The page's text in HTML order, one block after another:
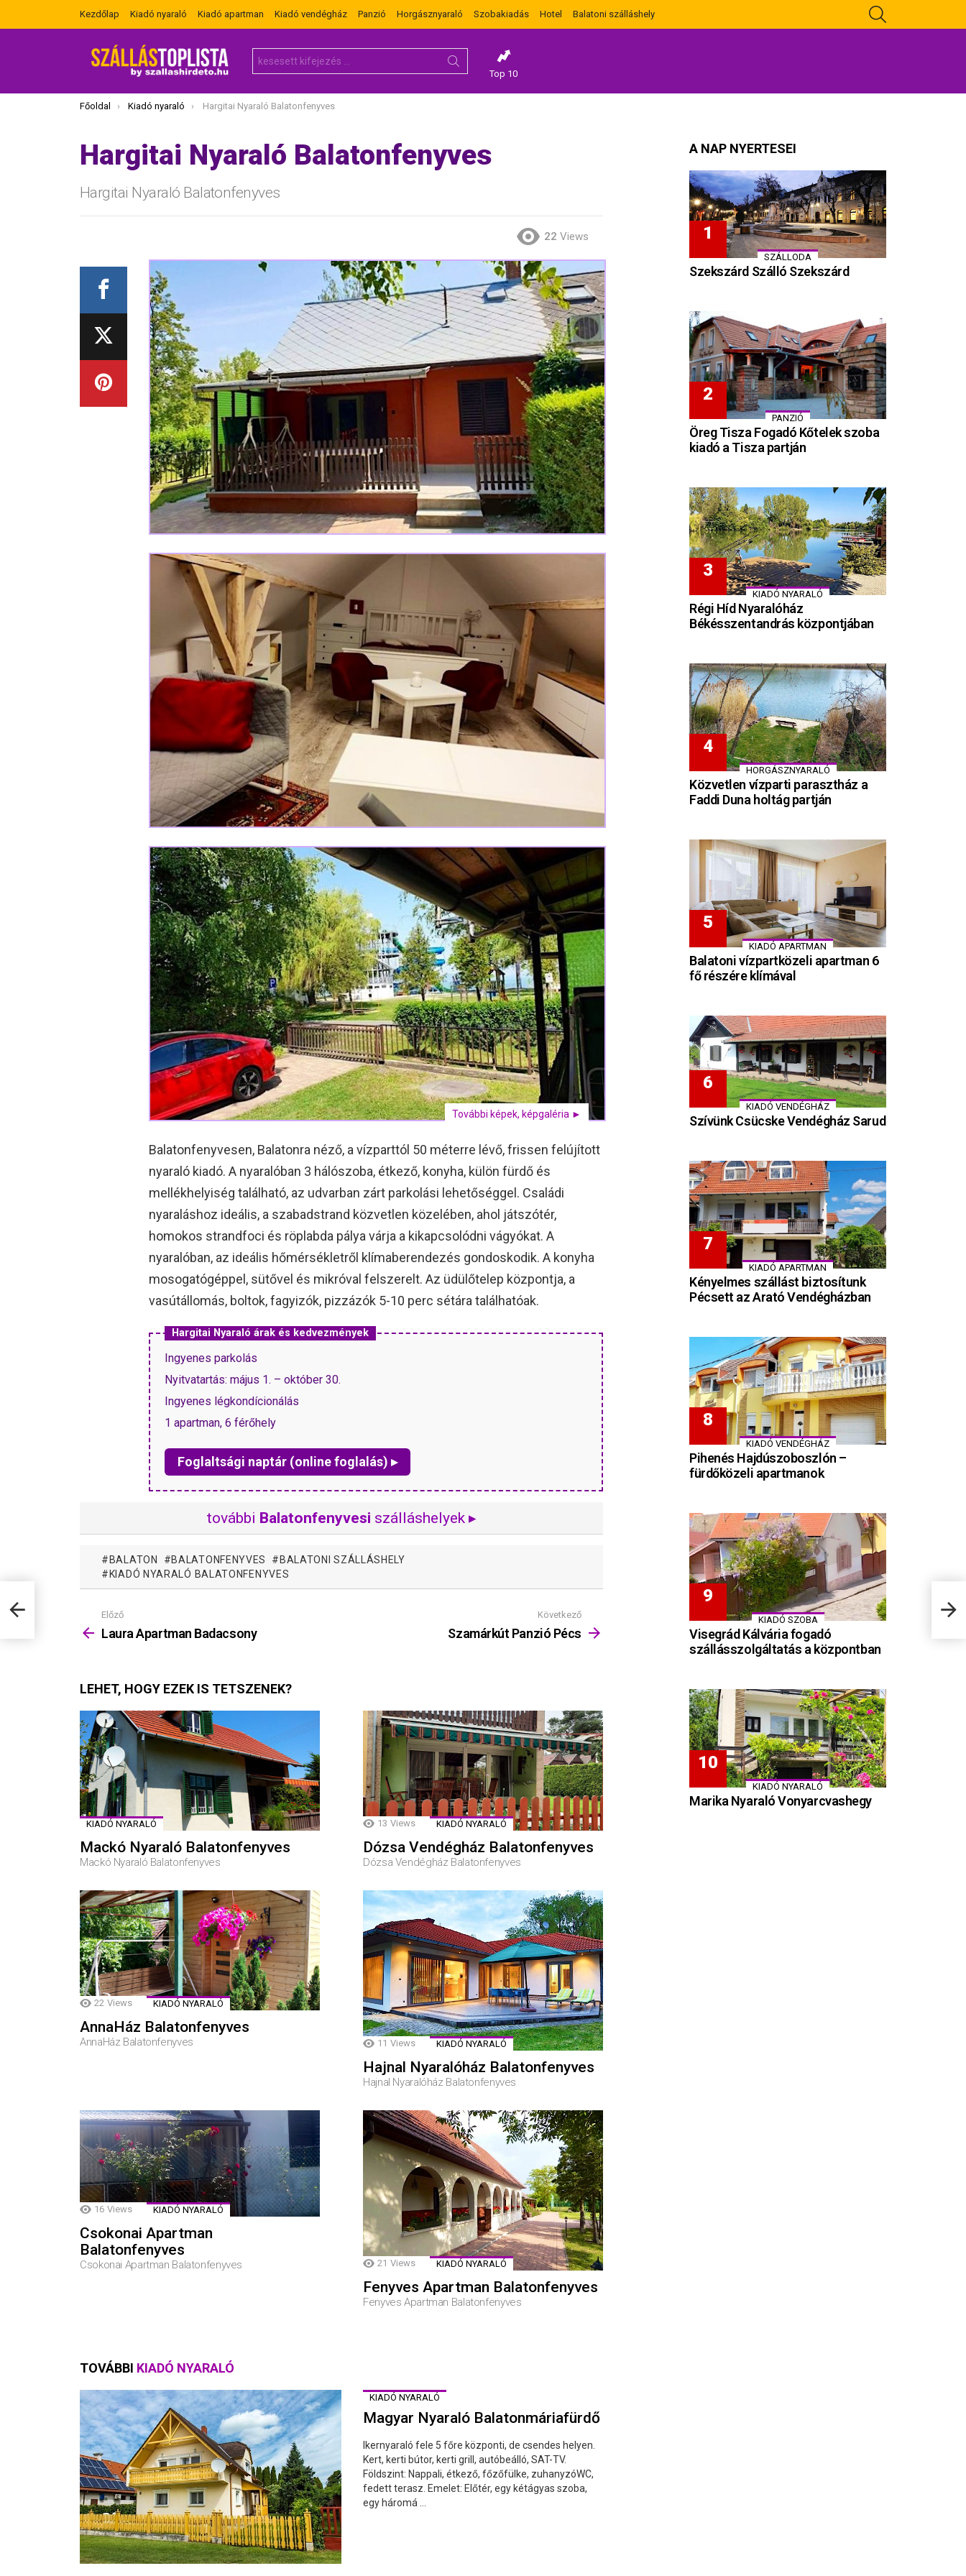
Kezdőlap Kiadó nyaraló Kiadó apartman Kiadó vendégház Panzió Horgásznyaraló Szobakiadás Hotel Balatoni szálláshely
for:
Top 10
Itt vagy most:
Főoldal Kiadó nyaraló Hargitai Nyaraló Balatonfenyves
Hargitai Nyaraló Balatonfenyves
Hargitai Nyaraló Balatonfenyves
22 Views
További képek, képgaléria ►
Balatonfenyvesen, Balatonra néző, a vízparttól 50 méterre lévő, frissen felújított
nyaraló kiadó. A nyaralóban 3 hálószoba, étkező, konyha, külön fürdő és
mellékhelyiség található, az udvarban zárt parkolási lehetőséggel. Családi
nyaraláshoz ideális, a szabadstrand közvetlen közelében, ahol játszótér,
homokos strandfoci és röplabda pálya várja a kikapcsolódni vágyókat. A
nyaralóban, az ideális hőmérsékletről klímaberendezés gondoskodik. A konyha
mosogatógéppel, sütővel és mikróval felszerelt. Az üdülőtelep központja, a
vasútállomás, boltok, fagyizók, pizzázók 5-10 perc sétára találhatóak.
Hargitai Nyaraló árak és kedvezmények
Ingyenes parkolás
Nyitvatartás: május 1. – október 30.
Ingyenes légkondícionálás
1 apartman, 6 férőhely
Foglaltsági naptár (online foglalás) ▸
további Balatonfenyvesi szálláshelyek ▸
BALATON BALATONFENYVES
BALATONI SZÁLLÁSHELY
KIADÓ NYARALÓ BALATONFENYVES
Mutass
többet
Előző
Laura Apartman Badacsony
Következő
Szamárkút Panzió Pécs
LEHET, HOGY EZEK IS TETSZENEK?
KIADÓ NYARALÓ
Mackó Nyaraló Balatonfenyves
Mackó Nyaraló Balatonfenyves
13 Views KIADÓ NYARALÓ
Dózsa Vendégház Balatonfenyves
Dózsa Vendégház Balatonfenyves
22 Views KIADÓ NYARALÓ
AnnaHáz Balatonfenyves
AnnaHáz Balatonfenyves 11 Views KIADÓ NYARALÓ
Hajnal Nyaralóház Balatonfenyves
Hajnal Nyaralóház Balatonfenyves
16 Views KIADÓ NYARALÓ
Csokonai Apartman
Balatonfenyves
Csokonai Apartman Balatonfenyves 21 Views KIADÓ NYARALÓ
Fenyves Apartman Balatonfenyves
Fenyves Apartman Balatonfenyves
TOVÁBBI KIADÓ NYARALÓ
KIADÓ NYARALÓ
Magyar Nyaraló Balatonmáriafürdő
Ikernyaraló fele 5 főre központi, de csendes helyen.
Kert, kerti bútor, kerti grill, autóbeálló, SAT-TV.
Földszint: Nappali, étkező, főzőfülke, zuhanyzóWC,
fedett terasz. Emelet: Előtér, egy kétágyas szoba,
egy háromá ...
A NAP NYERTESEI
SZÁLLODA
Szekszárd Szálló Szekszárd
PANZIÓ
Öreg Tisza Fogadó Kőtelek szoba
kiadó a Tisza partján
KIADÓ NYARALÓ
Régi Híd Nyaralóház
Békésszentandrás központjában
HORGÁSZNYARALÓ
Közvetlen vízparti parasztház a
Faddi Duna holtág partján
KIADÓ APARTMAN
Balatoni vízpartközeli apartman 6
fő részére klímával
KIADÓ VENDÉGHÁZ
Szívünk Csücske Vendégház Sarud
KIADÓ APARTMAN
Kényelmes szállást biztosítunk
Pécsett az Arató Vendégházban
KIADÓ VENDÉGHÁZ
Pihenés Hajdúszoboszlón –
fürdőközeli apartmanok
KIADÓ SZOBA
Visegrád Kálvária fogadó
szállásszolgáltatás a központban
KIADÓ NYARALÓ
Marika Nyaraló Vonyarcvashegy